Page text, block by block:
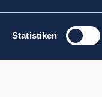
Statistiken